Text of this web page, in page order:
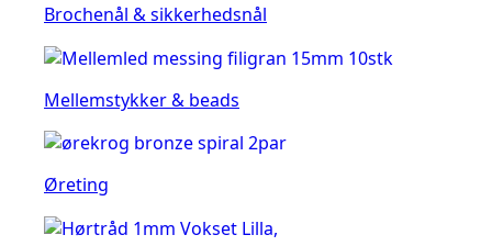
Brochenål & sikkerhedsnål
Mellemstykker & beads
Øreting